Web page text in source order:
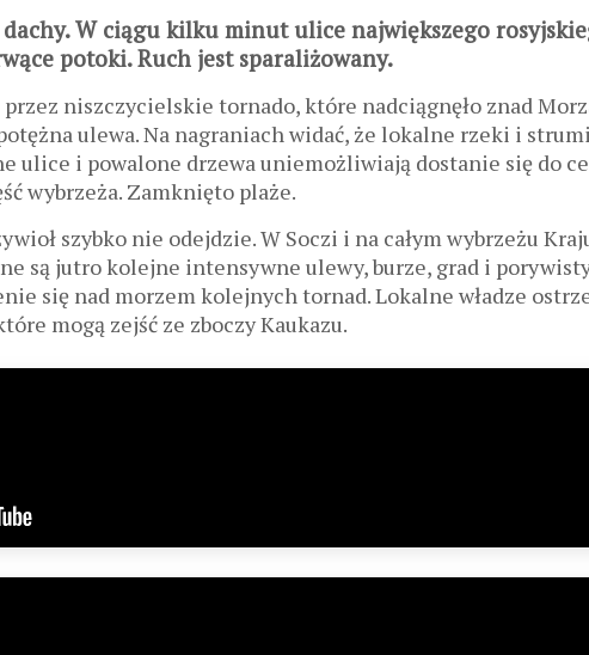
dachy. W ciągu kilku minut ulice największego
potoki. Ruch jest sparaliżowany.
przez niszczycielskie tornado, które nadciągnęło znad
ulewa. Na nagraniach widać, że lokalne rzeki i
ulice i powalone drzewa uniemożliwiają dostanie się do
wybrzeża. Zamknięto plaże.
szybko nie odejdzie. W Soczi i na całym wybrzeżu
są jutro kolejne intensywne ulewy, burze, grad i
się nad morzem kolejnych tornad. Lokalne władze
mogą zejść ze zboczy Kaukazu.